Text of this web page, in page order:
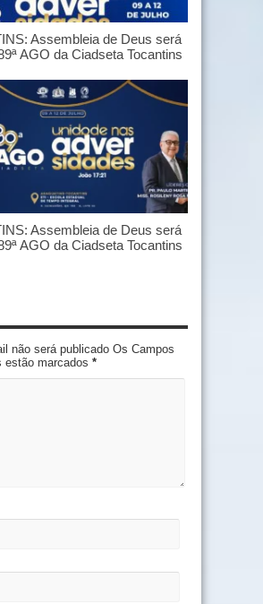
Assembleia de Deus será
AGO da Ciadseta Tocantins
Assembleia de Deus será
AGO da Ciadseta Tocantins
não será publicado Os Campos
estão marcados *